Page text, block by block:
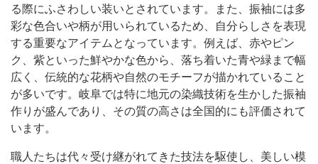
る際にふさわしい装いとされています。また、振袖には多
彩な色合いや柄が用いられているため、自分らしさを表現
する重要なアイテムとなっています。例えば、赤やピン
ク、紫といった鮮やかな色から、落ち着いた青や緑まで幅
広く、伝統的な花柄や自然のモチーフが描かれていること
が多いです。岐阜では特に地元の染織技術を生かした振袖
作りが盛んであり、その質の高さは全国的にも評価されて
います。
職人たちは代々受け継がれてきた技法を駆使し、美しい模